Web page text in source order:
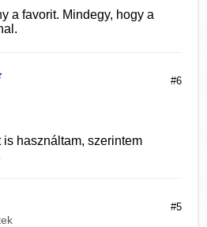
a favorit. Mindegy, hogy a
#6
is használtam, szerintem
#5